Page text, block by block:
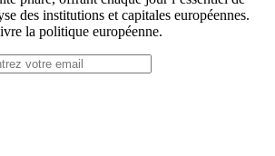
des institutions et capitales européennes.
la politique européenne.